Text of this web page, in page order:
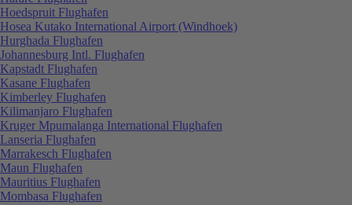
Hoedspruit Flughafen
Hosea Kutako International Airport (Windhoek)
Hurghada Flughafen
Johannesburg Intl. Flughafen
Kapstadt Flughafen
Kasane Flughafen
Kimberley Flughafen
Kilimanjaro Flughafen
Kruger Mpumalanga International Flughafen
Lanseria Flughafen
Marrakesch Flughafen
Maun Flughafen
Mauritius Flughafen
Mombasa Flughafen